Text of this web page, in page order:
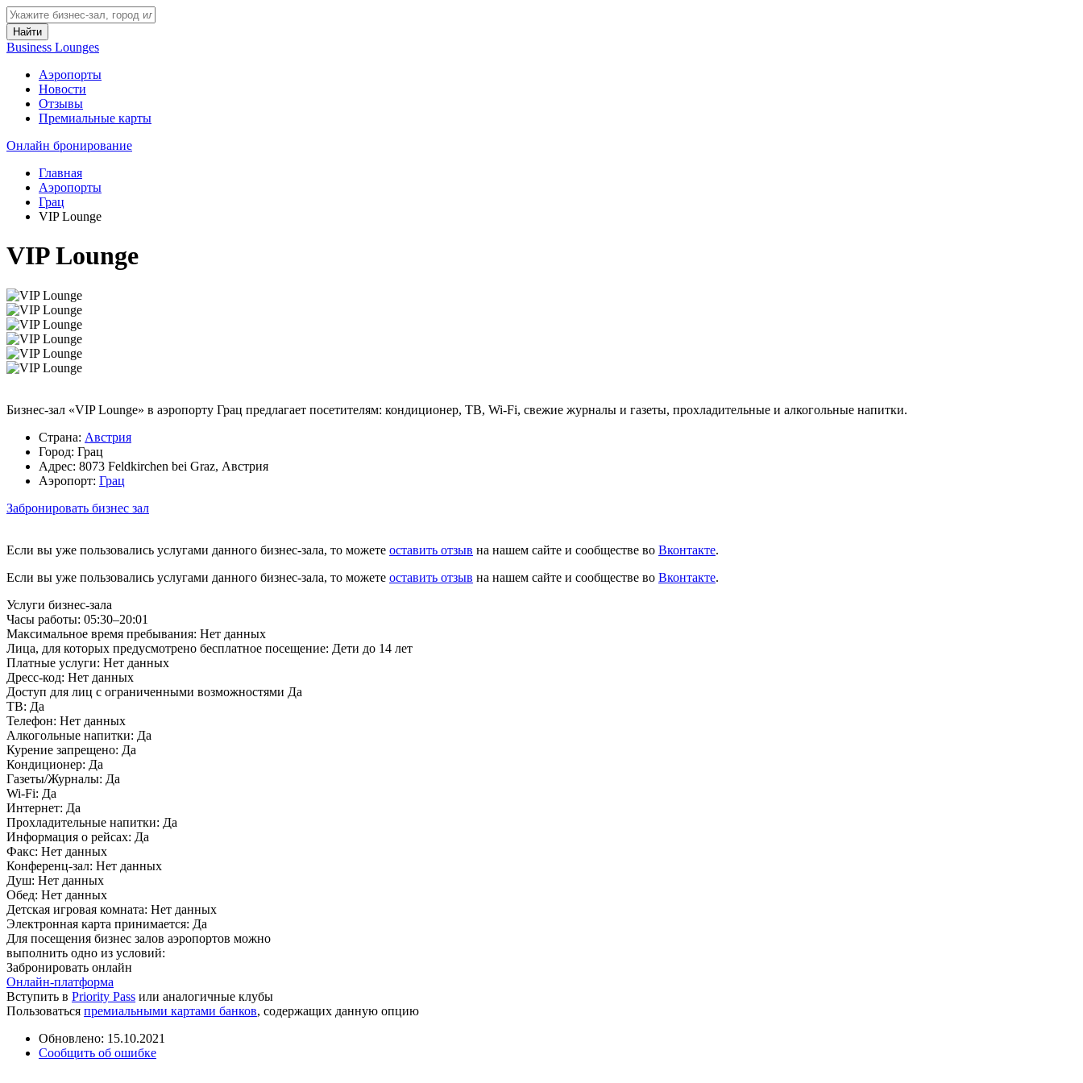
Найти
Business Lounges
Аэропорты
Новости
Отзывы
Премиальные карты
Онлайн бронирование
Главная
Аэропорты
Грац
VIP Lounge
VIP Lounge
Бизнес-зал «VIP Lounge» в аэропорту Грац предлагает посетителям: кондиционер, ТВ, Wi-Fi, свежие журналы и газеты, прохладительные и алкогольные напитки.
Страна: Австрия
Город: Грац
Адрес: 8073 Feldkirchen bei Graz, Австрия
Аэропорт: Грац
Забронировать бизнес зал
Если вы уже пользовались услугами данного бизнес-зала, то можете оставить отзыв на нашем сайте и сообществе во Вконтакте.
Если вы уже пользовались услугами данного бизнес-зала, то можете оставить отзыв на нашем сайте и сообществе во Вконтакте.
Услуги бизнес-зала
Часы работы: 05:30–20:01
Максимальное время пребывания: Нет данных
Лица, для которых предусмотрено бесплатное посещение: Дети до 14 лет
Платные услуги: Нет данных
Дресс-код: Нет данных
Доступ для лиц с ограниченными возможностями Да
ТВ: Да
Телефон: Нет данных
Алкогольные напитки: Да
Курение запрещено: Да
Кондиционер: Да
Газеты/Журналы: Да
Wi-Fi: Да
Интернет: Да
Прохладительные напитки: Да
Информация о рейсах: Да
Факс: Нет данных
Конференц-зал: Нет данных
Душ: Нет данных
Обед: Нет данных
Детская игровая комната: Нет данных
Электронная карта принимается: Да
Для посещения бизнес залов аэропортов можно
выполнить одно из условий:
Забронировать онлайн
Онлайн-платформа
Вступить в Priority Pass или аналогичные клубы
Пользоваться премиальными картами банков, содержащих данную опцию
Обновлено: 15.10.2021
Сообщить об ошибке